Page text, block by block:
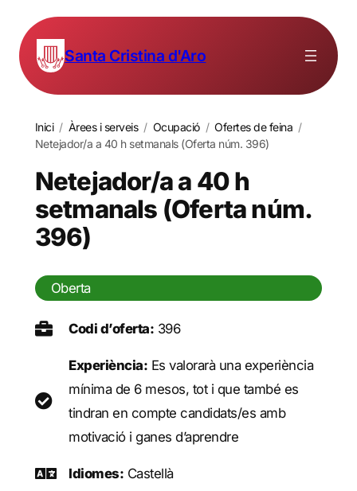
Santa Cristina d'Aro
Inici / Àrees i serveis / Ocupació / Ofertes de feina /
Netejador/a a 40 h setmanals (Oferta núm. 396)
Netejador/a a 40 h
setmanals (Oferta núm.
396)
Oberta
Codi d’oferta: 396
Experiència: Es valorarà una experiència
mínima de 6 mesos, tot i que també es
tindran en compte candidats/es amb
motivació i ganes d’aprendre
Idiomes: Castellà